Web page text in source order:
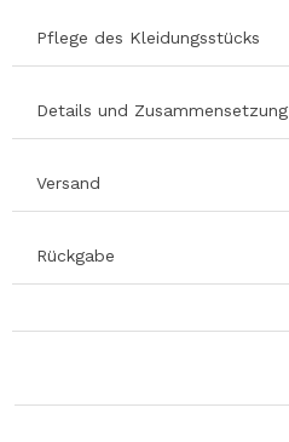
Pflege des Kleidungsstücks
Details und Zusammensetzung
Versand
Rückgabe